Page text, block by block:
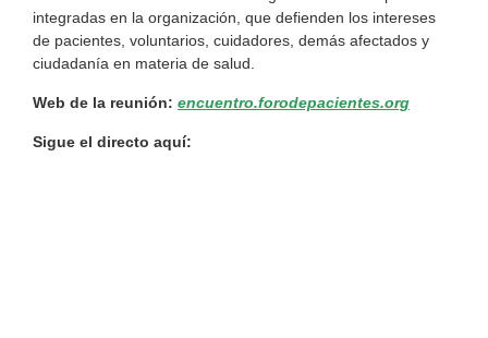
integradas en la organización, que defienden los intereses
de pacientes, voluntarios, cuidadores, demás afectados y
ciudadanía en materia de salud.
Web de la reunión: encuentro.forodepacientes.org
Sigue el directo aquí: